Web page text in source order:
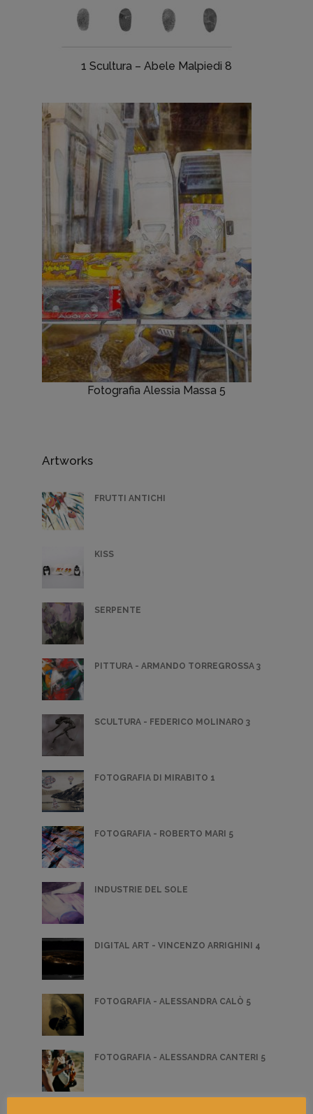
1 Scultura – Abele Malpiedi 8
Fotografia Alessia Massa 5
Artworks
FRUTTI ANTICHI
KISS
SERPENTE
PITTURA - ARMANDO TORREGROSSA 3
SCULTURA - FEDERICO MOLINARO 3
FOTOGRAFIA DI MIRABITO 1
FOTOGRAFIA - ROBERTO MARI 5
INDUSTRIE DEL SOLE
DIGITAL ART - VINCENZO ARRIGHINI 4
FOTOGRAFIA - ALESSANDRA CALÒ 5
FOTOGRAFIA - ALESSANDRA CANTERI 5